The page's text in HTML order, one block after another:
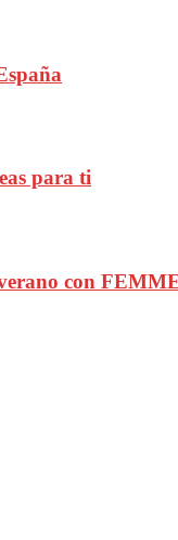
para ti
con